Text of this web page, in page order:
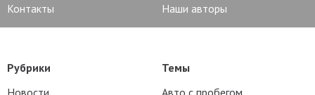
Контакты
Наши авторы
Рубрики
Новости
Темы
Авто с пробегом